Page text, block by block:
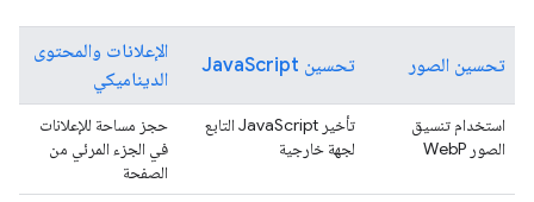
تحسين الصور تحسين JavaScript
الإعلانات والمحتوى
الديناميكي
استخدام تنسيق
الصور WebP
تأخير JavaScript التابع
لجهة خارجية
حجز مساحة للإعلانات
في الجزء المرئي من
الصفحة